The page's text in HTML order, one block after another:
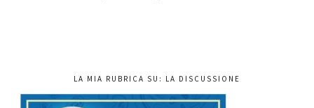
LA MIA RUBRICA SU: LA DISCUSSIONE